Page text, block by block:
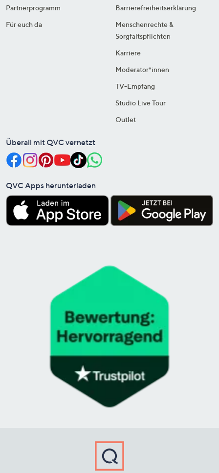
Partnerprogramm
Für euch da
Barrierefreiheitserklärung
Menschenrechte &
Sorgfaltspflichten
Karriere
Moderator*innen
TV-Empfang
Studio Live Tour
Outlet
Überall mit QVC vernetzt
QVC Apps herunterladen